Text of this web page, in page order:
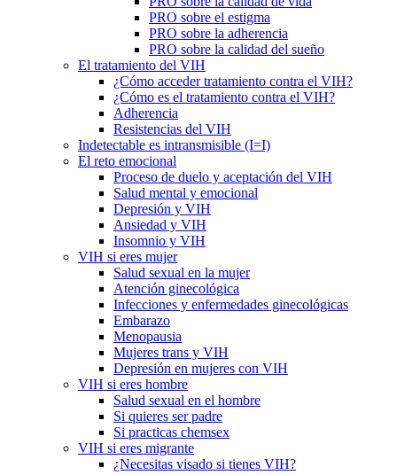
PRO sobre el estigma
PRO sobre la adherencia
PRO sobre la calidad del sueño
El tratamiento del VIH
¿Cómo acceder tratamiento contra el VIH?
¿Cómo es el tratamiento contra el VIH?
Adherencia
Resistencias del VIH
Indetectable es intransmisible (I=I)
El reto emocional
Proceso de duelo y aceptación del VIH
Salud mental y emocional
Depresión y VIH
Ansiedad y VIH
Insomnio y VIH
VIH si eres mujer
Salud sexual en la mujer
Atención ginecológica
Infecciones y enfermedades ginecológicas
Embarazo
Menopausia
Mujeres trans y VIH
Depresión en mujeres con VIH
VIH si eres hombre
Salud sexual en el hombre
Si quieres ser padre
Si practicas chemsex
VIH si eres migrante
¿Necesitas visado si tienes VIH?